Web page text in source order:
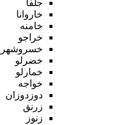
جلفا
خاروانا
خامنه
خراجو
خسروشهر
خضرلو
خمارلو
خواجه
دوزدوزان
زرنق
زنوز